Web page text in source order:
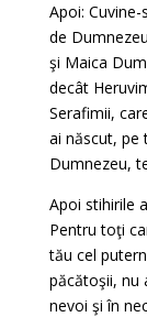
Apoi:
de
şi Maica
decât
Serafimii,
ai născut, pe
Dumnezeu,
Apoi stihirile
Pentru toţi
tău cel
păcătoşii, nu
nevoi şi în